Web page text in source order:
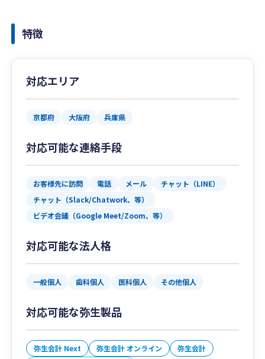
特徴
対応エリア
京都府 大阪府 兵庫県
対応可能な連絡手段
お客様先に訪問 電話 メール
チャット（LINE）
チャット（Slack/Chatwork、等）
ビデオ会議（Google Meet/Zoom、等）
対応可能な法人格
一般個人 歯科個人 医科個人 その他個人
対応可能な弥生製品
弥生会計 Next 弥生会計 オンライン
弥生会計